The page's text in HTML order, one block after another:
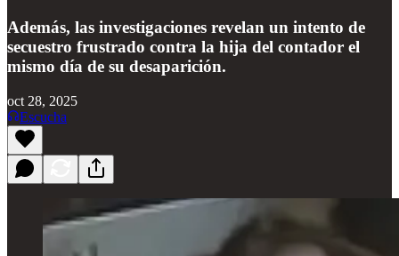
Además, las investigaciones revelan un intento de
secuestro frustrado contra la hija del contador el
mismo día de su desaparición.
oct 28, 2025
Escucha